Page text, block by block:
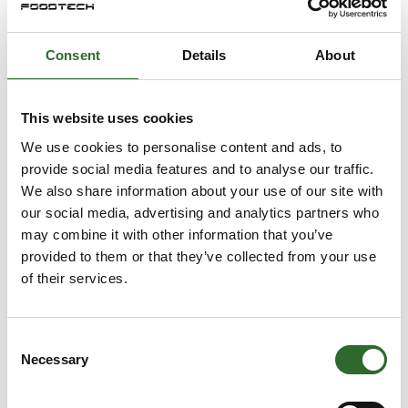
Consent Details About
This website uses cookies
We use cookies to personalise content and ads, to
provide social media features and to analyse our traffic.
We also share information about your use of our site with
our social media, advertising and analytics partners who
may combine it with other information that you’ve
provided to them or that they’ve collected from your use
of their services.
Selection
Necessary
sætter altid dine behov i centrum. Vi hjælper
det gælder enkelte produkter eller hele
levere et korrekt tilpasset produkt, med de
rigtige funktioner, til aftalt tid og ikke mindst
leverandører fra hele verden.
15 opslag
seneste fra 19. oktober 2022
kontakt
Aage Christensen A/S
Vi deltager på FoodTech
Aa​ge Christensen har over 80 års erfaring